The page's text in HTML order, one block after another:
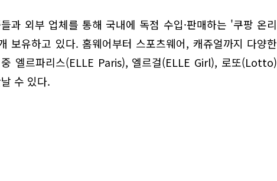
과 외부 업체를 통해 국내에 독점 수입·판매하는 '쿠팡 온리
보유하고 있다. 홈웨어부터 스포츠웨어, 캐쥬얼까지 다양한
엘르파리스(ELLE Paris), 엘르걸(ELLE Girl), 로또(Lotto)
수 있다.